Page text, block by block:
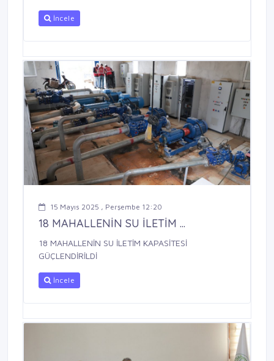
İncele
15 Mayıs 2025 , Perşembe 12:20
18 MAHALLENİN SU İLETİM ...
18 MAHALLENİN SU İLETİM KAPASİTESİ
GÜÇLENDİRİLDİ
İncele